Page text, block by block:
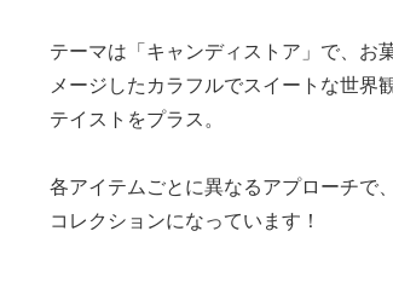
テーマは「キャンディストア」で、お
メージしたカラフルでスイートな世界
テイストをプラス。
各アイテムごとに異なるアプローチで
コレクションになっています！